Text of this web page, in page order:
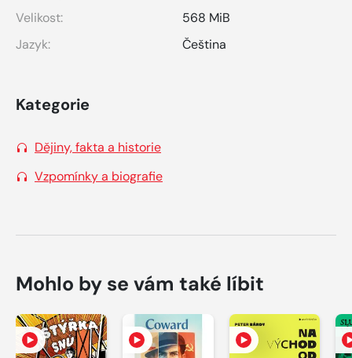
Velikost:
568 MiB
Jazyk:
Čeština
Kategorie
Dějiny, fakta a historie
Vzpomínky a biografie
Mohlo by se vám také líbit